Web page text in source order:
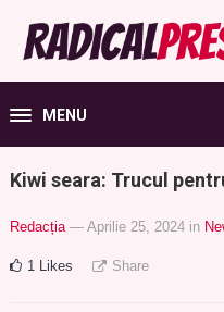
MENU
Kiwi seara: Trucul
Redacția — Aprilie 25, 2024 in
1 Likes Share